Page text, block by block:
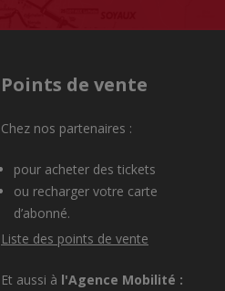
Points de vente
Chez nos partenaires :
pour acheter des tickets
ou recharger votre carte
d’abonné.
Liste des points de vente
Et aussi à l'Agence Mobilité :